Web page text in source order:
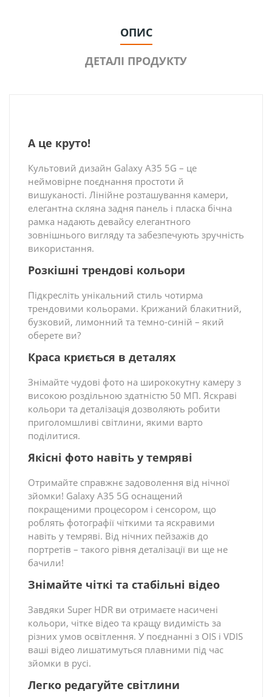
ОПИС
ДЕТАЛІ ПРОДУКТУ
А це круто!
Культовий дизайн Galaxy A35 5G – це
неймовірне поєднання простоти й
вишуканості. Лінійне розташування камери,
елегантна скляна задня панель і пласка бічна
рамка надають девайсу елегантного
зовнішнього вигляду та забезпечують зручність
використання.
Розкішні трендові кольори
Підкресліть унікальний стиль чотирма
трендовими кольорами. Крижаний блакитний,
бузковий, лимонний та темно-синій – який
оберете ви?
Краса криється в деталях
Знімайте чудові фото на ширококутну камеру з
високою роздільною здатністю 50 МП. Яскраві
кольори та деталізація дозволяють робити
приголомшливі світлини, якими варто
поділитися.
Якісні фото навіть у темряві
Отримайте справжнє задоволення від нічної
зйомки! Galaxy A35 5G оснащений
покращеними процесором і сенсором, що
роблять фотографії чіткими та яскравими
навіть у темряві. Від нічних пейзажів до
портретів – такого рівня деталізації ви ще не
бачили!
Знімайте чіткі та стабільні відео
Завдяки Super HDR ви отримаєте насичені
кольори, чітке відео та кращу видимість за
різних умов освітлення. У поєднанні з OIS і VDIS
ваші відео лишатимуться плавними під час
зйомки в русі.
Легко редагуйте світлини